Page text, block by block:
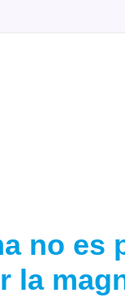
no es
la